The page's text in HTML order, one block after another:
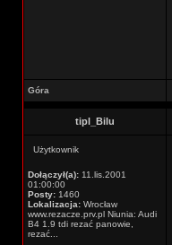
Góra
tipl_Bilu
Użytkownik
Dołączył(a): 11.lis.2001
01:00:00
Posty: 1460
Lokalizacja: Wrocław
www.rezacze.prv.pl Niunia: Audi
B4 1.9 tdi rezać panowie,
rezać...